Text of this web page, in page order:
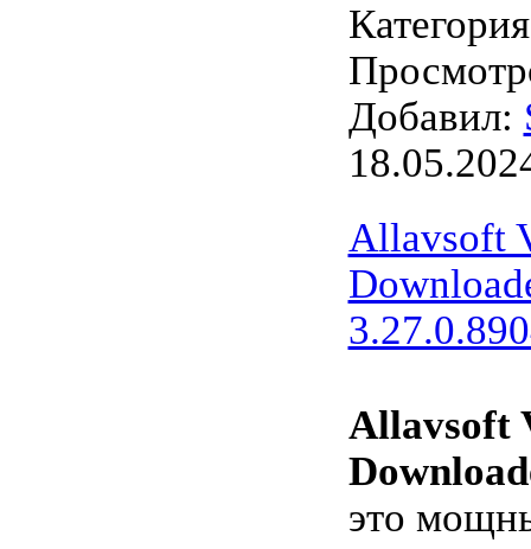
Добавил:
Allavsoft
Allavsoft
это